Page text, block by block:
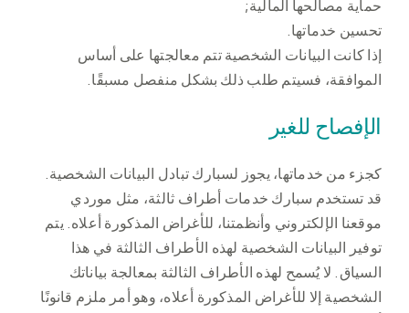
حماية مصالحها المالية;
تحسين خدماتها.
إذا كانت البيانات الشخصية تتم معالجتها على أساس
الموافقة، فسيتم طلب ذلك بشكل منفصل مسبقًا.
الإفصاح للغير
كجزء من خدماتها، يجوز لسبارك تبادل البيانات الشخصية.
قد تستخدم سبارك خدمات أطراف ثالثة، مثل موردي
موقعنا الإلكتروني وأنظمتنا، للأغراض المذكورة أعلاه. يتم
توفير البيانات الشخصية لهذه الأطراف الثالثة في هذا
السياق. لا يُسمح لهذه الأطراف الثالثة بمعالجة بياناتك
الشخصية إلا للأغراض المذكورة أعلاه، وهو أمر ملزم قانونًا